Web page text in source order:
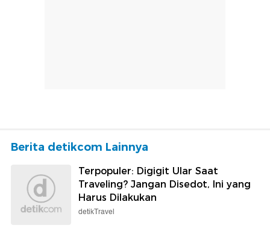
Berita detikcom Lainnya
Terpopuler: Digigit Ular Saat
Traveling? Jangan Disedot, Ini yang
Harus Dilakukan
detikTravel